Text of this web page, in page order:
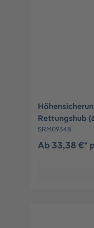
Rettungshub
SRM09348
Ab 33,38 €*